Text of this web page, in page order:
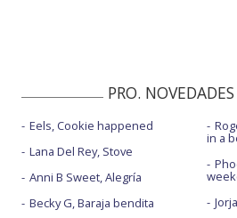
PRO.
Eels, Cookie happened
Lana Del Rey, Stove
Anni B Sweet, Alegría
Becky G, Baraja bendita
in a